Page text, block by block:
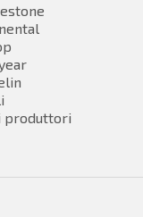
produttori